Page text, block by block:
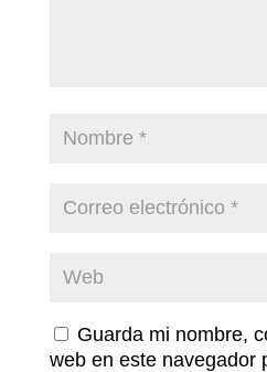
Guarda mi nombre,
web en este navegador